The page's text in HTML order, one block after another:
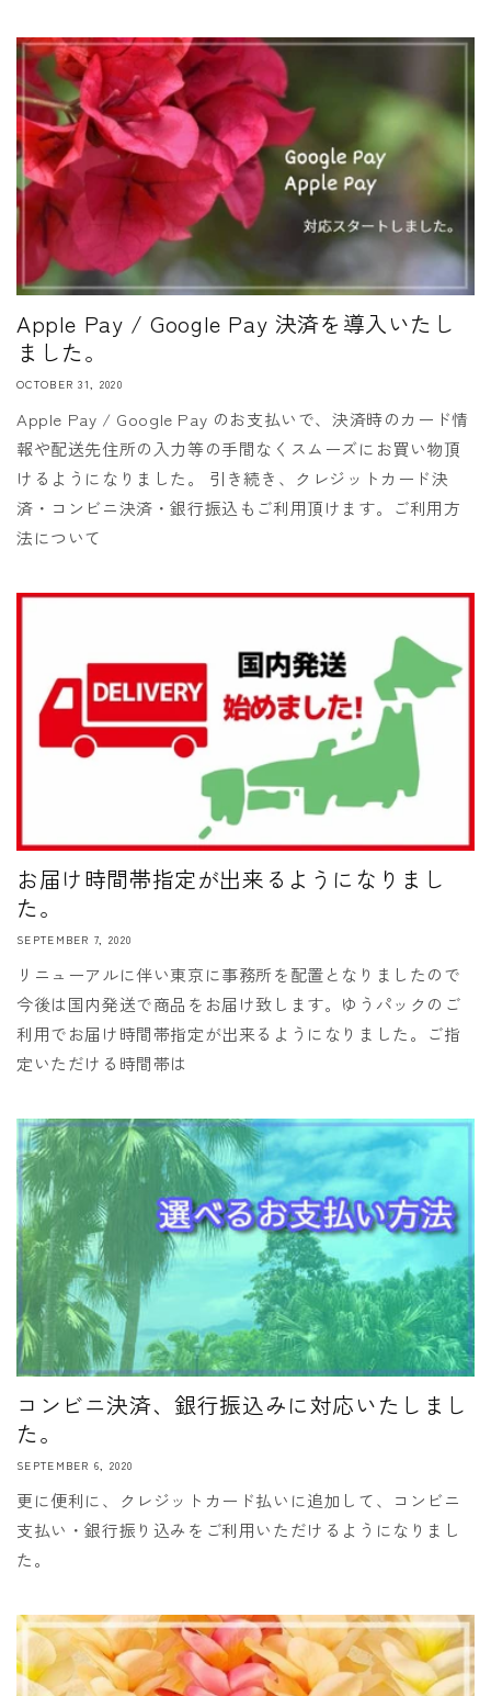
Apple Pay / Google Pay 決済を導入いたし
ました。
OCTOBER 31, 2020
Apple Pay / Google Pay のお支払いで、決済時のカード情
報や配送先住所の入力等の手間なくスムーズにお買い物頂
けるようになりました。 引き続き、クレジットカード決
済・コンビニ決済・銀行振込もご利用頂けます。ご利用方
法について
お届け時間帯指定が出来るようになりまし
た。
SEPTEMBER 7, 2020
リニューアルに伴い東京に事務所を配置となりましたので
今後は国内発送で商品をお届け致します。ゆうパックのご
利用でお届け時間帯指定が出来るようになりました。ご指
定いただける時間帯は
コンビニ決済、銀行振込みに対応いたしまし
た。
SEPTEMBER 6, 2020
更に便利に、クレジットカード払いに追加して、コンビニ
支払い・銀行振り込みをご利用いただけるようになりまし
た。